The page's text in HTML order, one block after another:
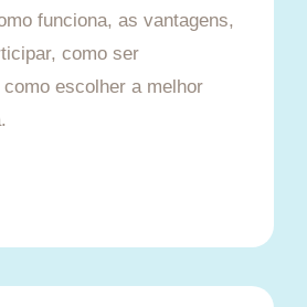
funciona, as vantagens,
como ser
escolher a melhor